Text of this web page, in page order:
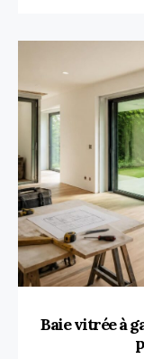
Baie vitrée à